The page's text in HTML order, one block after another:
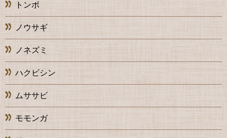
トンボ
ノウサギ
ノネズミ
ハクビシン
ムササビ
モモンガ